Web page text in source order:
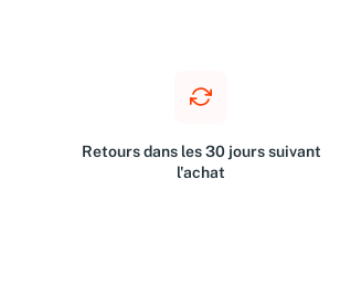
Retours dans les 30 jours suivant
l'achat